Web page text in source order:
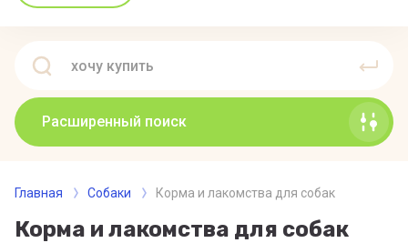
Расширенный поиск
Главная Собаки Корма и лакомства для собак
Корма и лакомства для собак